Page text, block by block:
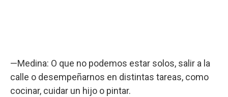
—Medina: O que no podemos estar solos, salir a la
calle o desempeñarnos en distintas tareas, como
cocinar, cuidar un hijo o pintar.